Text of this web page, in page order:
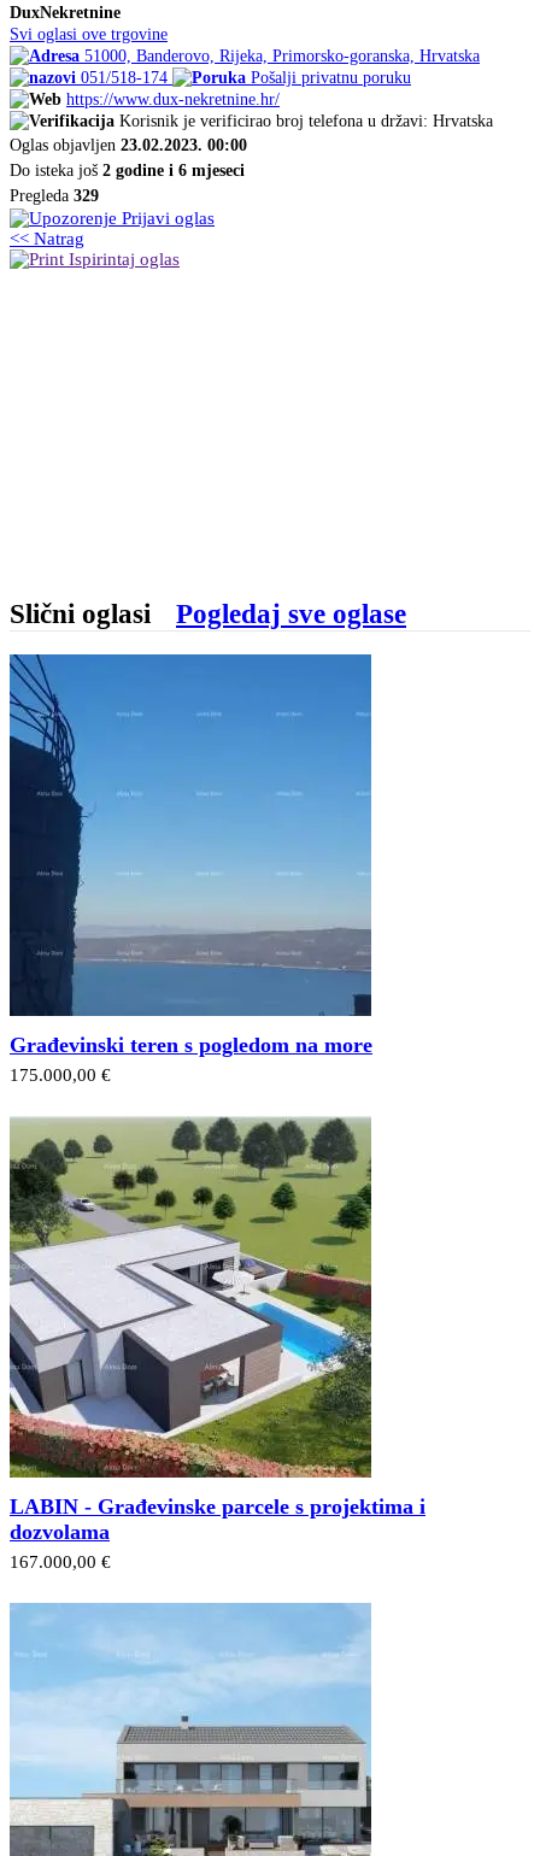
DuxNekretnine
Svi oglasi ove trgovine
51000, Banderovo, Rijeka, Primorsko-goranska, Hrvatska
051/518-174
Pošalji privatnu poruku
https://www.dux-nekretnine.hr/
Korisnik je verificirao broj telefona u državi: Hrvatska
Oglas objavljen 23.02.2023. 00:00
Do isteka još 2 godine i 6 mjeseci
Pregleda 329
Prijavi oglas
<< Natrag
Ispirintaj oglas
Slični oglasi Pogledaj sve oglase
Građevinski teren s pogledom na more
175.000,00 €
LABIN - Građevinske parcele s projektima i
dozvolama
167.000,00 €